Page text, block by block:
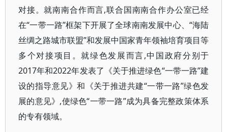
对接。就南南合作而言,联合国南南合作办公室已经
在“一带一路”框架下开展了全球南南发展中心、“海陆
丝绸之路城市联盟”和发展中国家青年领袖培育项目等
多个对接项目。就绿色发展而言,中国政府分别于
2017年和2022年发表了《关于推进绿色“一带一路”建
设的指导意见》和《关于推进共建“一带一路”绿色发
展的意见》,使绿色“一带一路”成为具备完整政策体系
的专有领域。